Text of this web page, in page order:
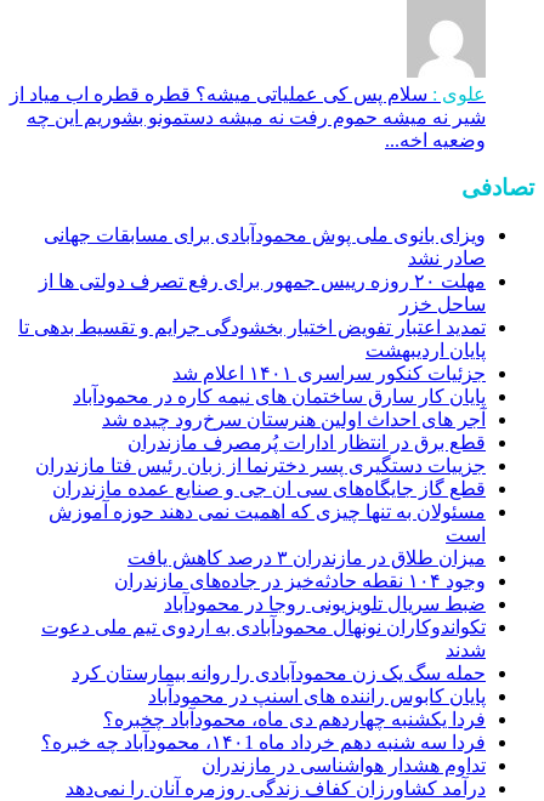
علوی : سلام پس کی عملیاتی میشه؟ قطره قطره اب میاد از
شیر نه میشه حموم رفت نه میشه دستمونو بشوریم این چه
وضعیه اخه...
تصادفی
ویزای بانوی ملی پوش محمودآبادی برای مسابقات جهانی
صادر نشد
مهلت ۲۰ روزه رییس جمهور برای رفع تصرف دولتی ها از
ساحل خزر
تمدید اعتبار تفویض اختیار بخشودگی جرایم و تقسیط بدهی تا
پایان اردیبهشت
جزئیات کنکور سراسری ۱۴۰۱ اعلام شد
پایان کار سارق ساختمان های نیمه کاره در محمودآباد
آجر های احداث اولین هنرستان سرخ‌رود چیده شد
قطع برق در انتظار ادارات پُرمصرف مازندران
جزییات دستگیری پسر دخترنما از زبان رئیس فتا مازندران
قطع گاز جایگاه‌های سی ان جی و صنایع عمده مازندران
مسئولان به تنها چیزی که اهمیت نمی دهند حوزه آموزش
است
میزان طلاق در مازندران ۳ درصد کاهش یافت
وجود ۱۰۴ نقطه حادثه‌خیز در جاده‌های مازندران
ضبط سریال تلویزیونی روجا در محمودآباد
تکواندوکاران نونهال محمودآبادی به اردوی تیم ملی دعوت
شدند
حمله سگ یک زن محمودآبادی را روانه بیمارستان کرد
پایان کابوس راننده های اسنپ در محمودآباد
فردا یکشنبه چهاردهم دی ماه، محمودآباد چخبره؟
فردا سه شنبه دهم خرداد ماه ۱۴۰1، محمودآباد چه خبره؟
تداوم هشدار هواشناسی در مازندران
درآمد کشاورزان کفاف زندگی روزمره آنان را نمی‌دهد